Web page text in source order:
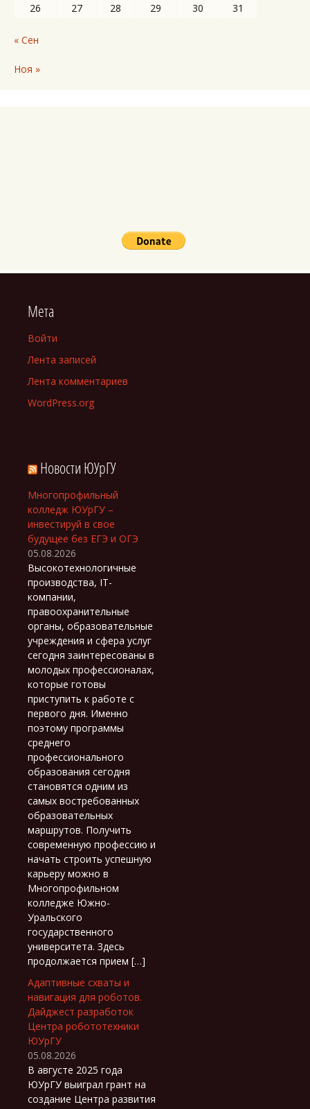
26
27 28 29 30 31
« Сен
Ноя »
Мета
Войти
Лента записей
Лента комментариев
WordPress.org
Новости ЮУрГУ
Многопрофильный
колледж ЮУрГУ –
инвестируй в свое
будущее без ЕГЭ и ОГЭ
05.08.2026
Высокотехнологичные
производства, IT-
компании,
правоохранительные
органы, образовательные
учреждения и сфера услуг
сегодня заинтересованы в
молодых профессионалах,
которые готовы
приступить к работе с
первого дня. Именно
поэтому программы
среднего
профессионального
образования сегодня
становятся одним из
самых востребованных
образовательных
маршрутов. Получить
современную профессию и
начать строить успешную
карьеру можно в
Многопрофильном
колледже Южно-
Уральского
государственного
университета. Здесь
продолжается прием […]
Адаптивные схваты и
навигация для роботов.
Дайджест разработок
Центра робототехники
ЮУрГУ
05.08.2026
В августе 2025 года
ЮУрГУ выиграл грант на
создание Центра развития